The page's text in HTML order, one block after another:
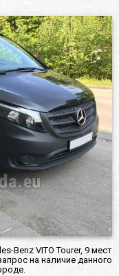
Benz VITO Tourer, 9 мест
на наличие данного